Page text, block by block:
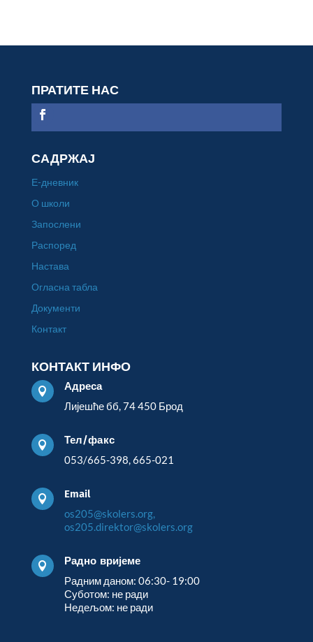
ПРАТИТЕ НАС
САДРЖАЈ
Е-дневник
О школи
Запослени
Распоред
Настава
Огласна табла
Документи
Контакт
КОНТАКТ ИНФО

Адреса
Лијешће бб, 74 450 Брод

Тел/факс
053/665-398, 665-021

Email
os205@skolers.org,
os205.direktor@skolers.org

Радно вријеме
Радним даном: 06:30- 19:00
Суботом: не ради
Недељом: не ради